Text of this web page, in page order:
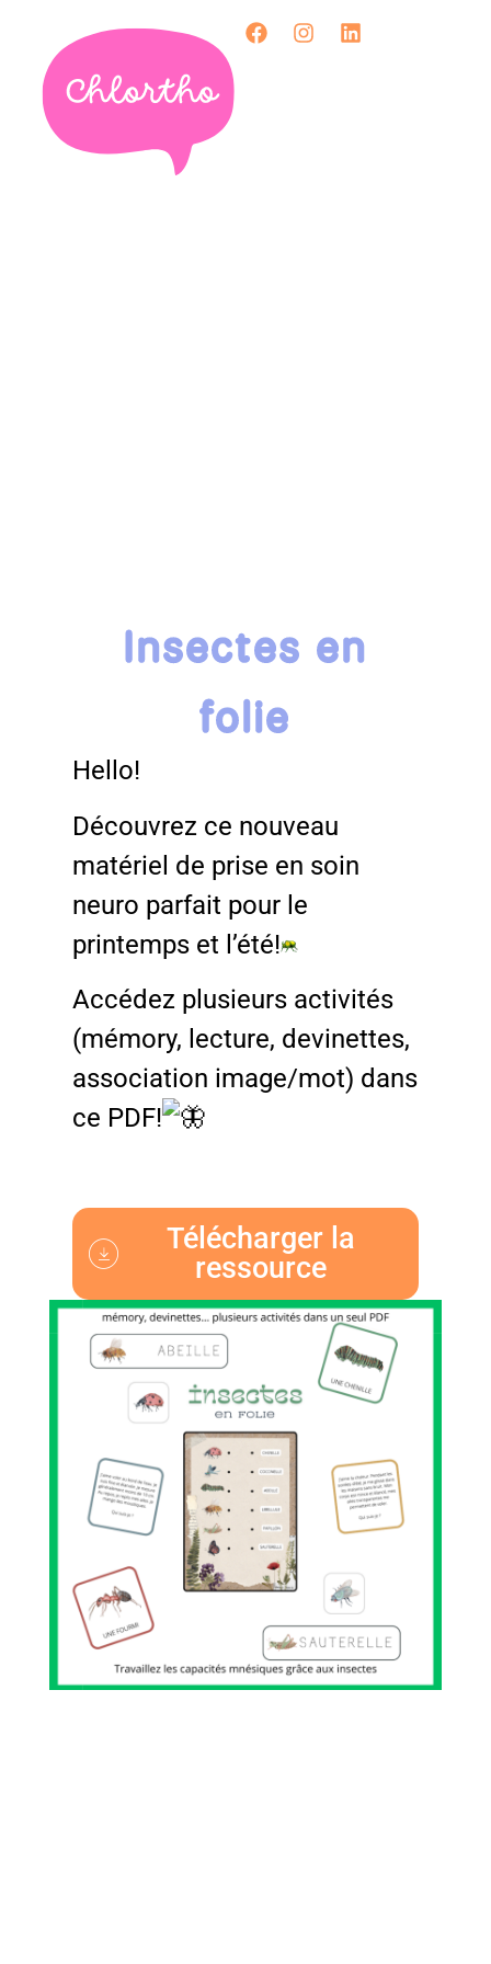
Insectes en
folie
Hello!
Découvrez ce nouveau
matériel de prise en soin
neuro parfait pour le
printemps et l’été!
Accédez plusieurs activités
(mémory, lecture, devinettes,
association image/mot) dans
ce PDF!
Télécharger la
ressource